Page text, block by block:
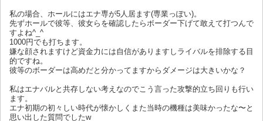
私の場合、ホールにはエナ専が5人居ます(専業っぽい)。
先ずホールで彼等、彼女らを確認したらボーダー下げて敢えて打つんで
すよね^_^
1000円でも打ちます。
嫌な顔されますけど資金力には自信がありますしライバルを排除する目
的ですね。
彼等のボーダーは高めだと分かってますからダメージは大きいかな？
私はエナバルと共存しない考えなのでこう言った攻撃的立ち回りも行い
ます。
エナ初期の初々しい時代が懐かしくまた当時の機種は美味かったな〜と
思い出した質問でしたw